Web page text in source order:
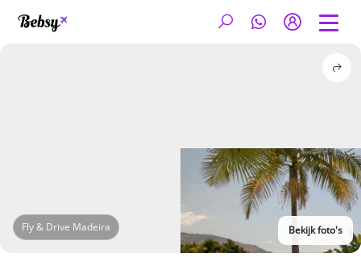
Fly & Drive Madeira Bekijk foto's